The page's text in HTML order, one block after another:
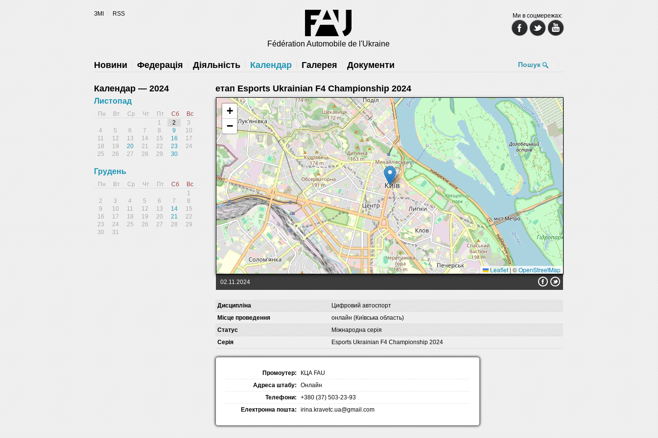
ЗМІ RSS
Fédération Automobile de l'Ukraine
Ми в соцмережах:
Новини Федерація Діяльність Календар Галерея Документи Пошук
Календар — 2024
Листопад
Пн Вт Ср Чт Пт Сб
Вс
1
2
3
4
5 6 7 8 9
10
11
12 13 14 15 16
17
18
19 20 21 22 23
24
25
26 27 28 29 30
Грудень
Пн Вт Ср Чт Пт Сб
Вс
1
2
3 4 5 6 7
8
9
10 11 12 13 14
15
16
17 18 19 20 21
22
23
24 25 26 27 28
29
30
31
етап Esports Ukrainian F4 Championship 2024
+
−
Leaflet |©OpenStreetMap
02.11.2024
Дисципліна
Цифровий автоспорт
Місце проведення
онлайн (Київська область)
Статус
Міжнародна серія
Серія
Esports Ukrainian F4 Championship 2024
Промоутер:
КЦА FAU
Адреса штабу:
Онлайн
Телефони:
+380 (37) 503-23-93
Електронна пошта:
irina.kravetc.ua@gmail.com